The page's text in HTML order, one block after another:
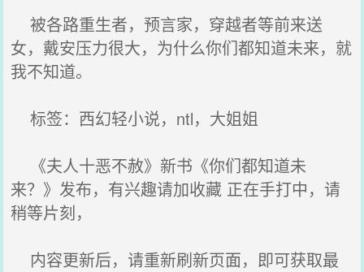
被各路重生者，预言家，穿越者等前来送
女，戴安压力很大，为什么你们都知道未来，就
我不知道。
标签：西幻轻小说，ntl，大姐姐
《夫人十恶不赦》新书《你们都知道未
来？》发布，有兴趣请加收藏 正在手打中，请
稍等片刻，
内容更新后，请重新刷新页面，即可获取最